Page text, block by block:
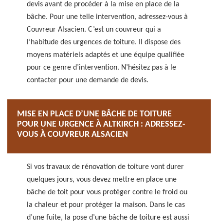
devis avant de procéder à la mise en place de la
bâche. Pour une telle intervention, adressez-vous à
Couvreur Alsacien. C’est un couvreur qui a
l’habitude des urgences de toiture. Il dispose des
moyens matériels adaptés et une équipe qualifiée
pour ce genre d’intervention. N’hésitez pas à le
contacter pour une demande de devis.
MISE EN PLACE D’UNE BÂCHE DE TOITURE
POUR UNE URGENCE À ALTKIRCH : ADRESSEZ-
VOUS À COUVREUR ALSACIEN
Si vos travaux de rénovation de toiture vont durer
quelques jours, vous devez mettre en place une
bâche de toit pour vous protéger contre le froid ou
la chaleur et pour protéger la maison. Dans le cas
d’une fuite, la pose d’une bâche de toiture est aussi